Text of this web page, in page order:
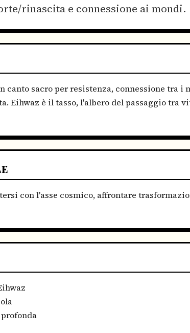
rinascita e connessione ai mondi.
canto sacro per resistenza, connessione tra i
Eihwaz è il tasso, l'albero del passaggio tra
con l'asse cosmico, affrontare